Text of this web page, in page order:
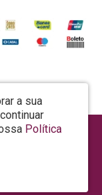
a sua
Política
- CNPJ: 81.362.295/0001-48
000